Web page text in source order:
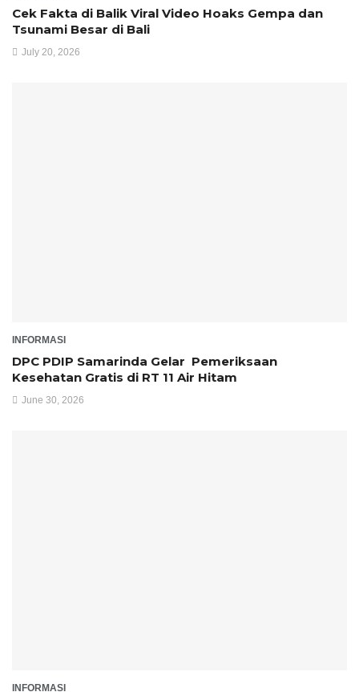
Cek Fakta di Balik Viral Video Hoaks Gempa dan
Tsunami Besar di Bali
July 20, 2026
INFORMASI
DPC PDIP Samarinda ‎Gelar Pemeriksaan
Kesehatan Gratis di RT 11 Air Hitam
June 30, 2026
INFORMASI